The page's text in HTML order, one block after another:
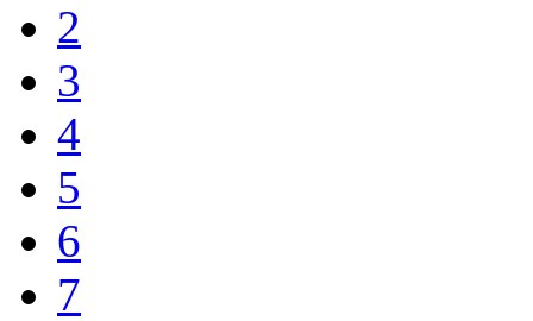
2
3
4
5
6
7